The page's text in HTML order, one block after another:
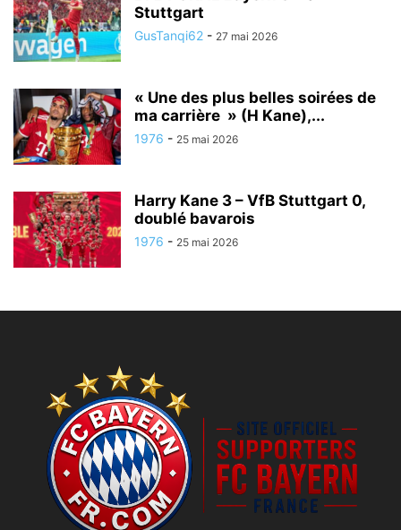
Stuttgart
GusTanqi62 - 27 mai 2026
« Une des plus belles soirées de
ma carrière » (H Kane),...
1976 - 25 mai 2026
Harry Kane 3 – VfB Stuttgart 0,
doublé bavarois
1976 - 25 mai 2026